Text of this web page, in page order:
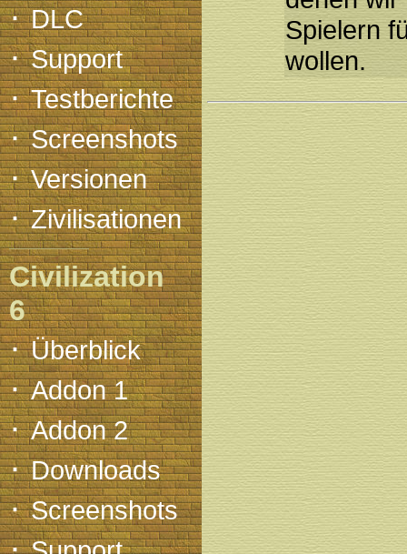
·DLC
·Support
·Testberichte
·Screenshots
·Versionen
·Zivilisationen
Civilization
6
·Überblick
·Addon 1
·Addon 2
·Downloads
·Screenshots
Spielern
wollen.